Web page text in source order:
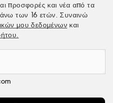
προσφορές και νέα από τα
των 16 ετών. Συναινώ
μου δεδομένων και